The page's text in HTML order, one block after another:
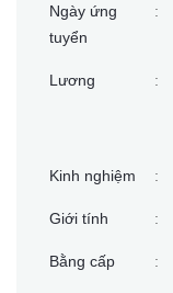
Ngày ứng
tuyển
:
Lương :
Kinh nghiệm :
Giới tính :
Bằng cấp :